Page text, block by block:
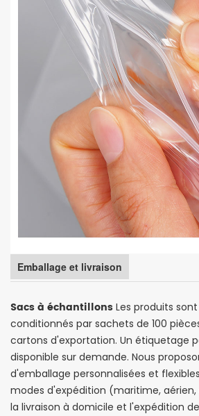
Emballage et livraison
Sacs à échantillons Les produits
conditionnés par sachets de 100
cartons d'exportation. Un étiquetage
disponible sur demande. Nous
d'emballage personnalisées et
modes d'expédition (maritime, aérien,
la livraison à domicile et l'expédition